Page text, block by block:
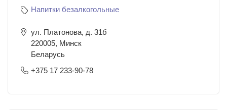
Напитки безалкогольные
ул. Платонова, д. 31б
220005, Минск
Беларусь
+375 17 233-90-78